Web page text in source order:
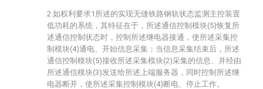
2.如权利要求1所述的实现无缝铁路钢轨状态监测主控装置
低功耗的系统，其特征在于，所述通信控制模块(5)恢复所
述通信控制状态时，控制所述继电器接通，使所述采集控
制模块(4)通电、开始信息采集；当信息采集结束后，所述
通信控制模块(5)接收所述采集模块(2)采集的信息、并经由
所述通信模块(3)发送给所述上端服务器，同时控制所述继
电器断开，使所述采集控制模块(4)断电、停止工作。